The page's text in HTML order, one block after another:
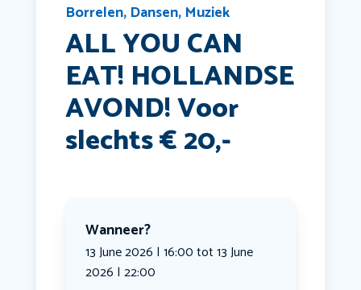
Borrelen, Dansen, Muziek
ALL YOU CAN
EAT! HOLLANDSE
AVOND! Voor
slechts € 20,-
Wanneer?
13 June 2026 | 16:00 tot 13 June
2026 | 22:00